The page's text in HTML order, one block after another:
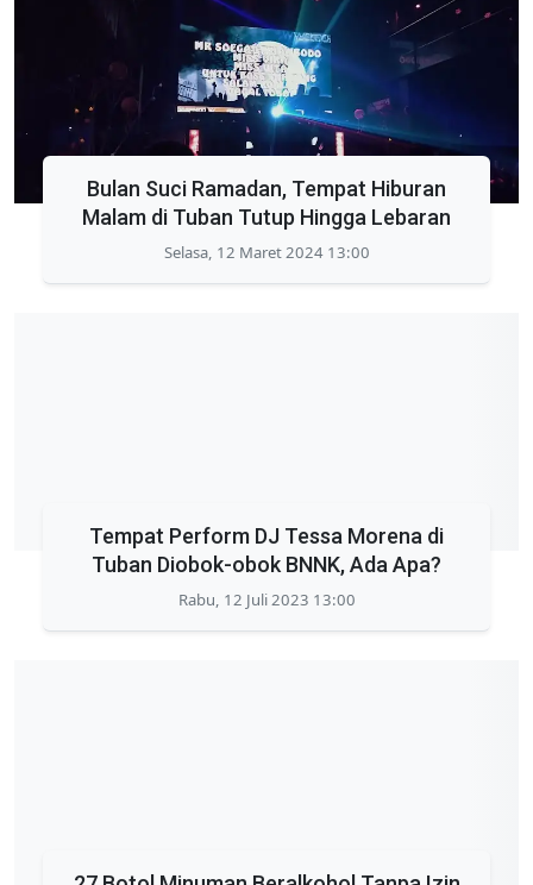
Bulan Suci Ramadan, Tempat Hiburan
Malam di Tuban Tutup Hingga Lebaran
Selasa, 12 Maret 2024 13:00
Tempat Perform DJ Tessa Morena di
Tuban Diobok-obok BNNK, Ada Apa?
Rabu, 12 Juli 2023 13:00